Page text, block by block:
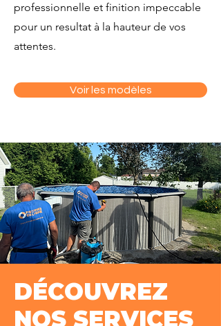
professionnelle et finition impeccable
pour un resultat à la hauteur de vos
attentes.
Voir les modèles
DÉCOUVREZ
NOS SERVICES